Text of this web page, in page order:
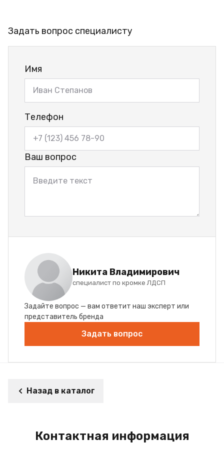
Задать вопрос специалисту
Имя
Телефон
Ваш вопрос
Никита Владимирович
специалист по кромке ЛДСП
Задайте вопрос — вам ответит наш эксперт или
представитель бренда
Задать вопрос
Назад в каталог
Контактная информация